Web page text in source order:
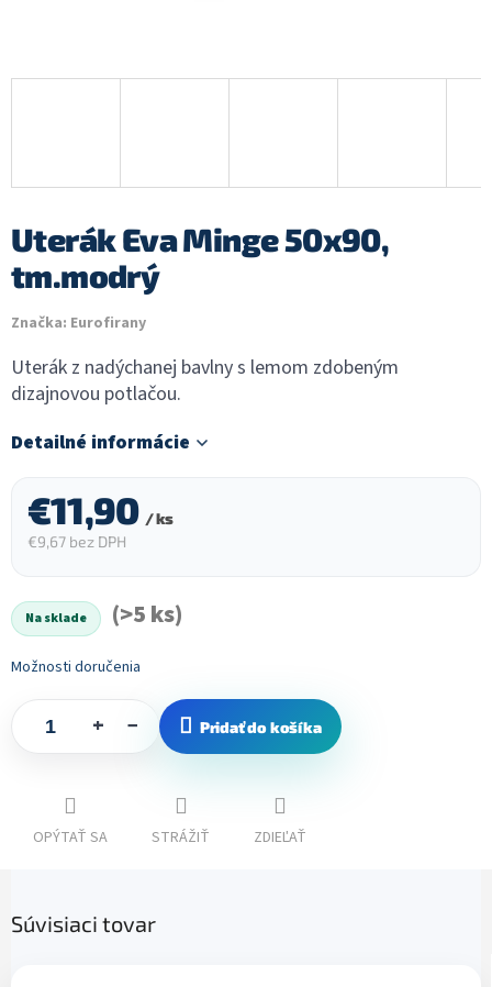
Uterák Eva Minge 50x90,
tm.modrý
Značka: Eurofirany
Uterák z nadýchanej bavlny s lemom zdobeným
dizajnovou potlačou.
Detailné informácie
€11,90 / ks
€9,67 bez DPH
Na sklade
(>5 ks)
Možnosti doručenia
+ − Pridať do košíka
OPÝTAŤ SA STRÁŽIŤ ZDIEĽAŤ
Súvisiaci tovar